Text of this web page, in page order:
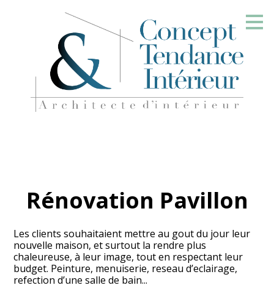
Rénovation Pavillon
Les clients souhaitaient mettre au gout du jour leur
nouvelle maison, et surtout la rendre plus
chaleureuse, à leur image, tout en respectant leur
budget. Peinture, menuiserie, reseau d’eclairage,
refection d’une salle de bain...